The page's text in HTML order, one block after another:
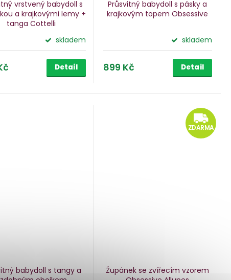
vrstvený babydoll s
a krajkovými lemy +
tanga Cottelli
skladem
Detail
Průsvitný babydoll s pásky a
krajkovým topem Obsessive
skladem
899 Kč Detail
babydoll s tangy a
ZDARMA
Župánek se zvířecím vzorem